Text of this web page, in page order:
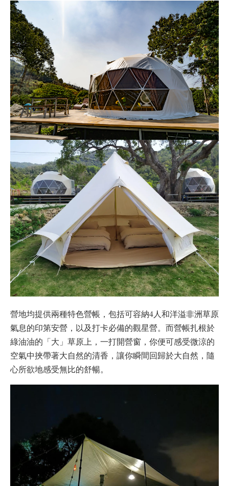
營地均提供兩種特色營帳，包括可容納4人和洋溢非洲草原
氣息的印第安營，以及打卡必備的觀星營。而營帳扎根於
綠油油的「大」草原上，一打開營窗，你便可感受微涼的
空氣中挾帶著大自然的清香，讓你瞬間回歸於大自然，隨
心所欲地感受無比的舒暢。